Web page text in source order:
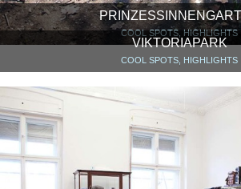
COOL SPOTS, HIGHLIGHTS
VIKTORIAPARK
COOL SPOTS, HIGHLIGHTS